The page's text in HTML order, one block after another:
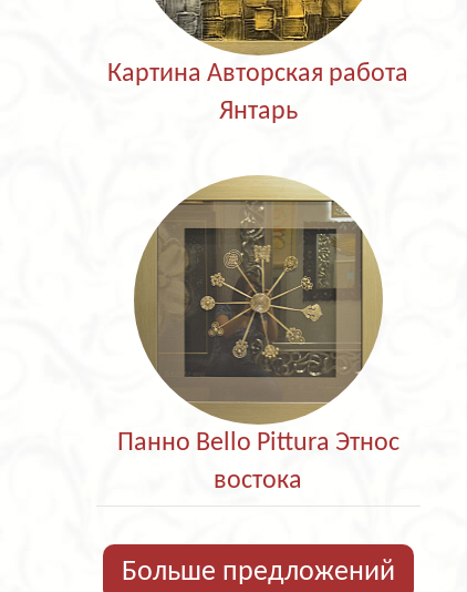
Картина Авторская работа
Янтарь
Панно Bello Pittura Этнос
востока
Больше предложений